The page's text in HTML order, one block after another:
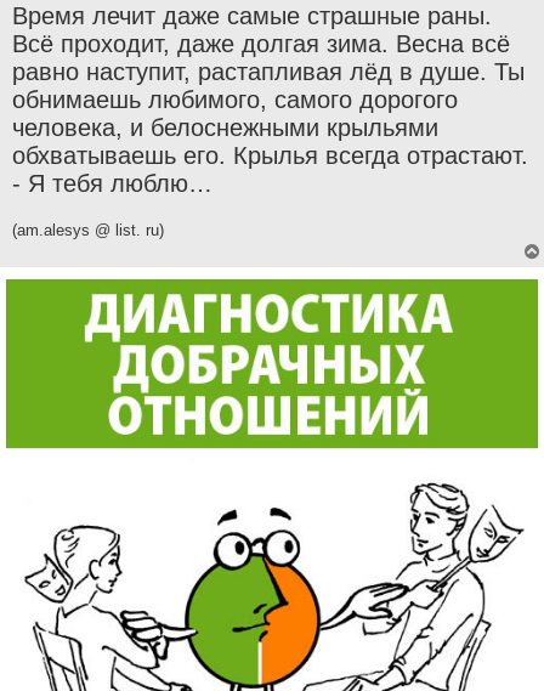
Время лечит даже самые страшные раны.
Всё проходит, даже долгая зима. Весна всё
равно наступит, растапливая лёд в душе. Ты
обнимаешь любимого, самого дорогого
человека, и белоснежными крыльями
обхватываешь его. Крылья всегда отрастают.
- Я тебя люблю…
(am.alesys @ list. ru)